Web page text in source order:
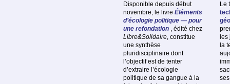
Disponible depuis début
novembre, le livre Éléments
d’écologie politique — pour
une refondation , édité chez
Libre&Solidaire, constitue
une synthèse
pluridisciplinaire dont
l’objectif est de tenter
d’extraire l’écologie
politique de sa gangue à la
Le
la